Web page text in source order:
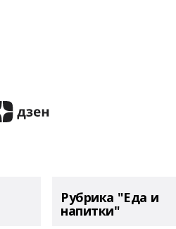
Рубрика "Еда и
напитки"